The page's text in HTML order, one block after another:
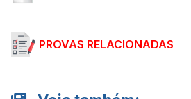
PROVAS RELACIONADAS